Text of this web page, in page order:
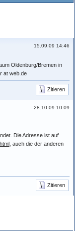
15.09.09 14:46
Oldenburg/Bremen in
at web.de
Zitieren
28.10.09 10:09
Die Adresse ist auf
, auch die der anderen
Zitieren